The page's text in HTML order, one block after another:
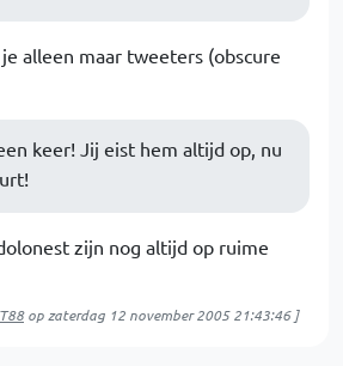
alleen maar tweeters (obscure
keer! Jij eist hem altijd op, nu
zijn nog altijd op ruime
op zaterdag 12 november 2005 21:43:46]